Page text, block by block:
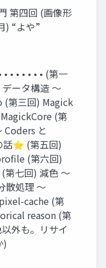
第四回 (画像形
) “よや”
• • • • • • (第一
ータ構造 〜
第三回) Magick
(第
Coders と
⭐️ (第五回)
(第六回)
七回) 減色 〜
散処理 〜
cache (第
reason (第
外も。リサイ
)